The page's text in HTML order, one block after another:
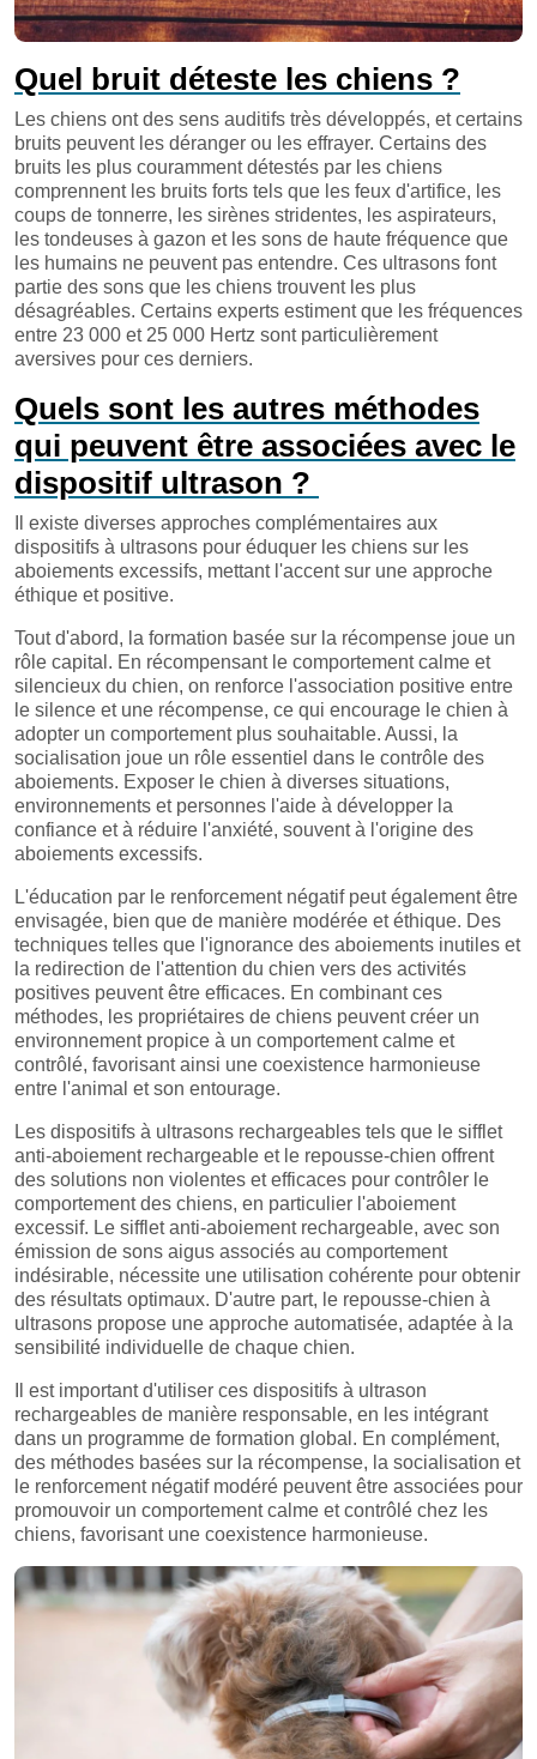
Quel bruit déteste les chiens ?
Les chiens ont des sens auditifs très développés, et certains
bruits peuvent les déranger ou les effrayer. Certains des
bruits les plus couramment détestés par les chiens
comprennent les bruits forts tels que les feux d'artifice, les
coups de tonnerre, les sirènes stridentes, les aspirateurs,
les tondeuses à gazon et les sons de haute fréquence que
les humains ne peuvent pas entendre. Ces ultrasons font
partie des sons que les chiens trouvent les plus
désagréables. Certains experts estiment que les fréquences
entre 23 000 et 25 000 Hertz sont particulièrement
aversives pour ces derniers.
Quels sont les autres méthodes
qui peuvent être associées avec le
dispositif ultrason ?
Il existe diverses approches complémentaires aux
dispositifs à ultrasons pour éduquer les chiens sur les
aboiements excessifs, mettant l'accent sur une approche
éthique et positive.
Tout d'abord, la formation basée sur la récompense joue un
rôle capital. En récompensant le comportement calme et
silencieux du chien, on renforce l'association positive entre
le silence et une récompense, ce qui encourage le chien à
adopter un comportement plus souhaitable. Aussi, la
socialisation joue un rôle essentiel dans le contrôle des
aboiements. Exposer le chien à diverses situations,
environnements et personnes l'aide à développer la
confiance et à réduire l'anxiété, souvent à l'origine des
aboiements excessifs.
L'éducation par le renforcement négatif peut également être
envisagée, bien que de manière modérée et éthique. Des
techniques telles que l'ignorance des aboiements inutiles et
la redirection de l'attention du chien vers des activités
positives peuvent être efficaces. En combinant ces
méthodes, les propriétaires de chiens peuvent créer un
environnement propice à un comportement calme et
contrôlé, favorisant ainsi une coexistence harmonieuse
entre l'animal et son entourage.
Les dispositifs à ultrasons rechargeables tels que le sifflet
anti-aboiement rechargeable et le repousse-chien offrent
des solutions non violentes et efficaces pour contrôler le
comportement des chiens, en particulier l'aboiement
excessif. Le sifflet anti-aboiement rechargeable, avec son
émission de sons aigus associés au comportement
indésirable, nécessite une utilisation cohérente pour obtenir
des résultats optimaux. D'autre part, le repousse-chien à
ultrasons propose une approche automatisée, adaptée à la
sensibilité individuelle de chaque chien.
Il est important d'utiliser ces dispositifs à ultrason
rechargeables de manière responsable, en les intégrant
dans un programme de formation global. En complément,
des méthodes basées sur la récompense, la socialisation et
le renforcement négatif modéré peuvent être associées pour
promouvoir un comportement calme et contrôlé chez les
chiens, favorisant une coexistence harmonieuse.